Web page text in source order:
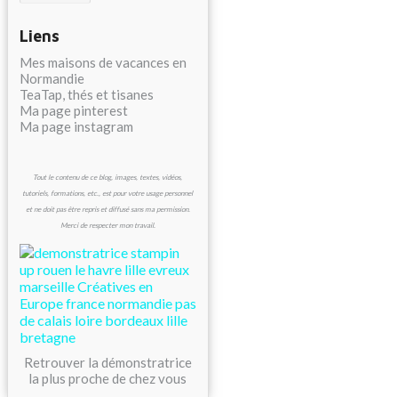
Liens
Mes maisons de vacances en
Normandie
TeaTap, thés et tisanes
Ma page pinterest
Ma page instagram
Tout le contenu de ce blog, images, textes, vidéos,
tutoriels, formations, etc., est pour votre usage personnel
et ne doit pas être repris et diffusé sans ma permission.
Merci de respecter mon travail.
Retrouver la démonstratrice
la plus proche de chez vous